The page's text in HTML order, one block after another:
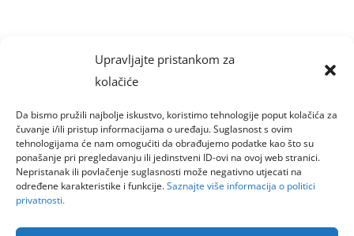
Upravljajte pristankom za
kolačiće
Da bismo pružili najbolje iskustvo, koristimo tehnologije poput kolačića za
čuvanje i/ili pristup informacijama o uređaju. Suglasnost s ovim
tehnologijama će nam omogućiti da obrađujemo podatke kao što su
ponašanje pri pregledavanju ili jedinstveni ID-ovi na ovoj web stranici.
Nepristanak ili povlačenje suglasnosti može negativno utjecati na
određene karakteristike i funkcije.Saznajte više informacija o politici
privatnosti.